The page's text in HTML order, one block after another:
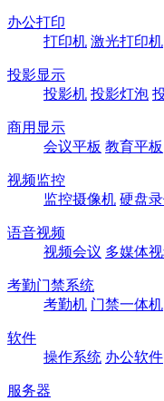
办公打印
打印机 激光打印机
投影显示
投影机 投影灯泡
商用显示
会议平板 教育平板
视频监控
监控摄像机 硬盘
语音视频
视频会议 多媒体
考勤门禁系统
考勤机 门禁一体机
软件
操作系统 办公软件
服务器